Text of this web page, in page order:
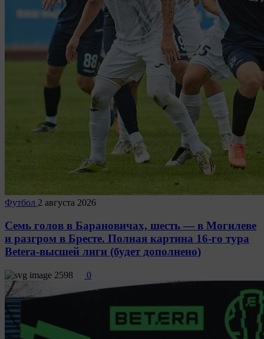
Футбол 2 августа 2026
Семь голов в Барановичах, шесть — в Могилеве
и разгром в Бресте. Полная картина 16-го тура
Betera-высшей лиги (будет дополнено)
2598 0